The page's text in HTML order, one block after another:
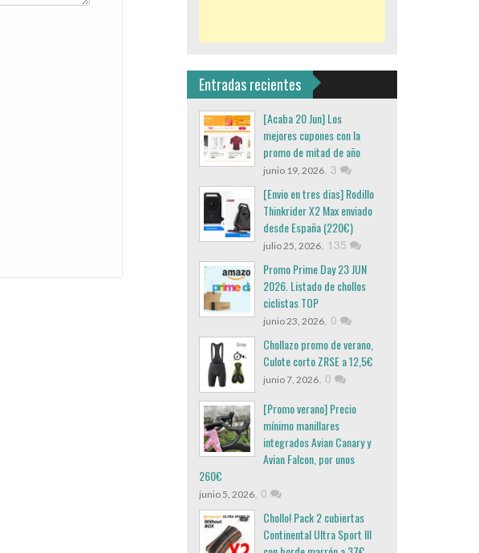
Entradas recientes
[Acaba 20 Jun] Los
mejores cupones con la
promo de mitad de año
junio 19, 2026, 3
[Envio en tres dias] Rodillo
Thinkrider X2 Max enviado
desde España (220€)
julio 25, 2026, 135
Promo Prime Day 23 JUN
2026. Listado de chollos
ciclistas TOP
junio 23, 2026, 0
Chollazo promo de verano,
Culote corto ZRSE a 12,5€
junio 7, 2026, 0
[Promo verano] Precio
mínimo manillares
integrados Avian Canary y
Avian Falcon, por unos
260€
junio 5, 2026, 0
Chollo! Pack 2 cubiertas
Continental Ultra Sport III